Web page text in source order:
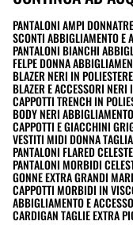
PANTALONI AMPI DONNA
SCONTI ABBIGLIAMENTO E
PANTALONI BIANCHI
FELPE DONNA
BLAZER NERI IN
BLAZER E ACCESSORI NERI
CAPPOTTI TRENCH IN
BODY NERI
CAPPOTTI E GIACCHINI
VESTITI MIDI DONNA
PANTALONI FLARED
PANTALONI MORBIDI
GONNE EXTRA GRANDI
CAPPOTTI MORBIDI IN
ABBIGLIAMENTO E
CARDIGAN TAGLIE EXTRA